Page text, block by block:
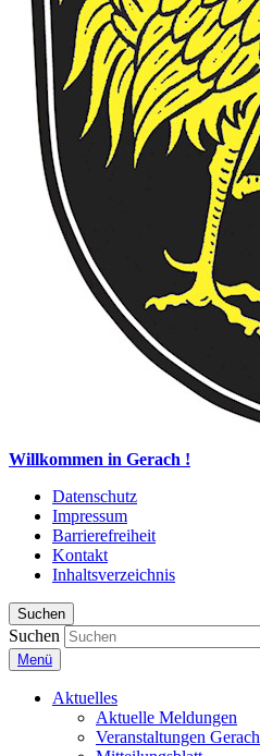
Willkommen in Gerach !
Datenschutz
Impressum
Barrierefreiheit
Kontakt
Inhaltsverzeichnis
Suchen
Suchen
Menü
Aktuelles
Aktuelle Meldungen
Veranstaltungen Gerach